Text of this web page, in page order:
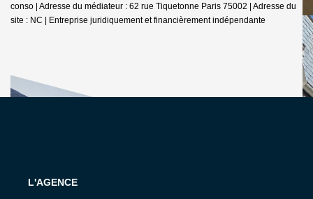
conso | Adresse du médiateur : 62 rue Tiquetonne Paris 75002 | Adresse du
site : NC | Entreprise juridiquement et financièrement indépendante
L'AGENCE